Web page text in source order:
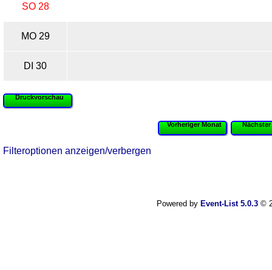
SO 28
MO 29
DI 30
Druckvorschau
Vorheriger Monat Nächster
Filteroptionen anzeigen/verbergen
Powered by Event-List 5.0.3©